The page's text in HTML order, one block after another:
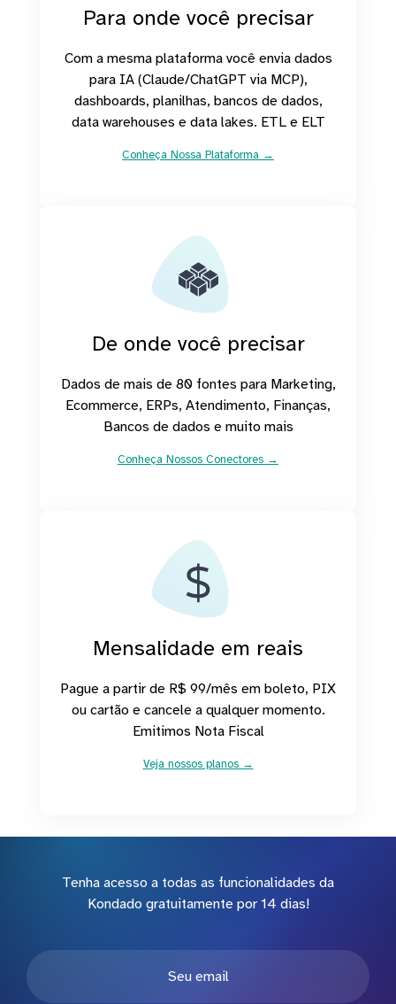
Para onde você precisar
Com a mesma plataforma você envia dados
para IA (Claude/ChatGPT via MCP),
dashboards, planilhas, bancos de dados,
data warehouses e data lakes. ETL e ELT
Conheça Nossa Plataforma →
De onde você precisar
Dados de mais de 80 fontes para Marketing,
Ecommerce, ERPs, Atendimento, Finanças,
Bancos de dados e muito mais
Conheça Nossos Conectores →
Mensalidade em reais
Pague a partir de R$ 99/mês em boleto, PIX
ou cartão e cancele a qualquer momento.
Emitimos Nota Fiscal
Veja nossos planos →
Tenha acesso a todas as funcionalidades da
Kondado gratuitamente por 14 dias!